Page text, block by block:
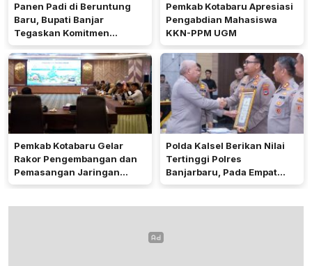
Panen Padi di Beruntung
Baru, Bupati Banjar
Tegaskan Komitmen
Dukung Ketahanan Pangan
Pemkab Kotabaru Apresiasi
Pengabdian Mahasiswa
KKN-PPM UGM
Pemkab Kotabaru Gelar
Rakor Pengembangan dan
Pemasangan Jaringan
Listrik PLN
Polda Kalsel Berikan Nilai
Tertinggi Polres
Banjarbaru, Pada Empat
Bidang Utama